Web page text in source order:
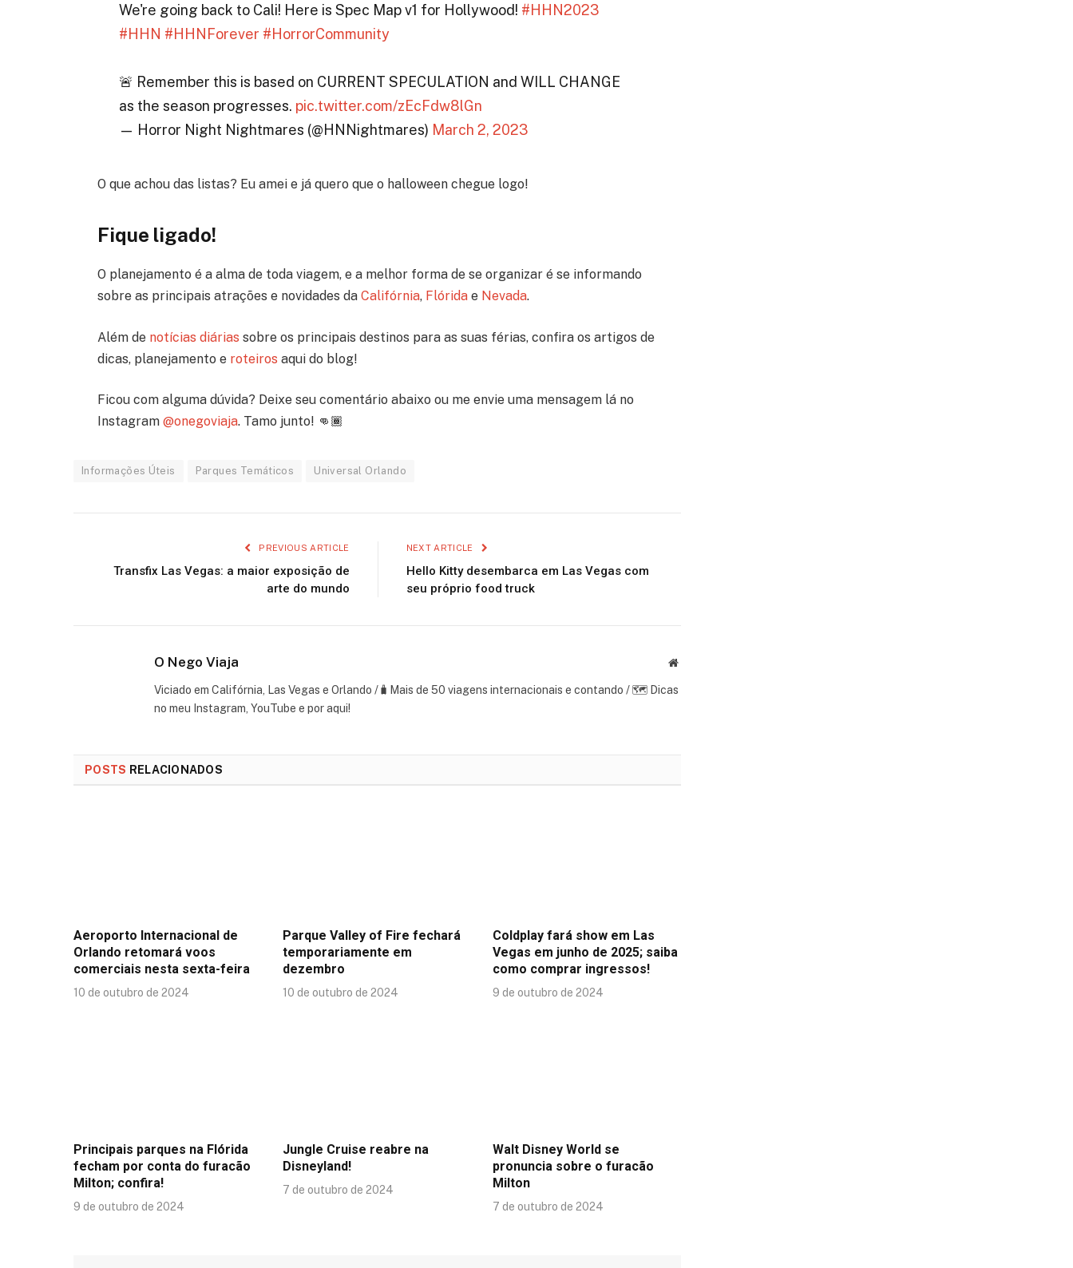
We're going back to Cali! Here is Spec Map v1 for Hollywood! #HHN2023
#HHN #HHNForever #HorrorCommunity
🚨 Remember this is based on CURRENT SPECULATION and WILL CHANGE
as the season progresses. pic.twitter.com/zEcFdw8lGn
— Horror Night Nightmares (@HNNightmares) March 2, 2023
O que achou das listas? Eu amei e já quero que o halloween chegue logo!
Fique ligado!
O planejamento é a alma de toda viagem, e a melhor forma de se organizar é se informando
sobre as principais atrações e novidades da Califórnia, Flóridae Nevada.
Além de notícias diárias sobre os principais destinos para as suas férias, confira os artigos de
dicas, planejamento e roteiros aqui do blog!
Ficou com alguma dúvida? Deixe seu comentário abaixo ou me envie uma mensagem lá no
Instagram @onegoviaja. Tamo junto! 👊🏾
Informações Úteis Parques Temáticos Universal Orlando
PREVIOUS ARTICLE
Transfix Las Vegas: a maior exposição de
arte do mundo
NEXT ARTICLE
Hello Kitty desembarca em Las Vegas com
seu próprio food truck
O Nego Viaja Website
Viciado em Califórnia, Las Vegas e Orlando /🧳Mais de 50 viagens internacionais e contando / 🗺 Dicas
no meu Instagram, YouTube e por aqui!
POSTS RELACIONADOS
Aeroporto Internacional de
Orlando retomará voos
comerciais nesta sexta-feira
10 de outubro de 2024
Parque Valley of Fire fechará
temporariamente em
dezembro
10 de outubro de 2024
Coldplay fará show em Las
Vegas em junho de 2025; saiba
como comprar ingressos!
9 de outubro de 2024
Principais parques na Flórida
fecham por conta do furacão
Milton; confira!
9 de outubro de 2024
Jungle Cruise reabre na
Disneyland!
7 de outubro de 2024
Walt Disney World se
pronuncia sobre o furacão
Milton
7 de outubro de 2024